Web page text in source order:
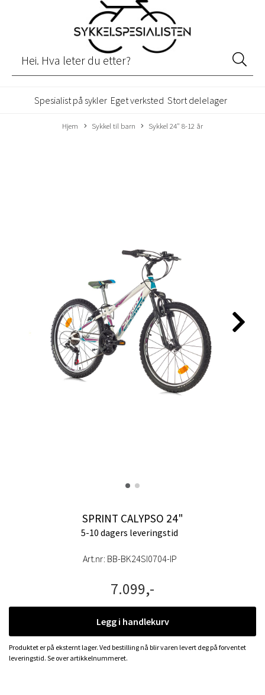
Spesialist på sykler Eget verksted Stort delelager
Hjem Sykkel til barn Sykkel 24" 8-12 år
SPRINT CALYPSO 24"
5-10 dagers leveringstid
Art.nr: BB-BK24SI0704-IP
7.099,-
Legg i handlekurv
Produktet er på eksternt lager. Ved bestilling nå blir varen levert deg på forventet
leveringstid. Se over artikkelnummeret.